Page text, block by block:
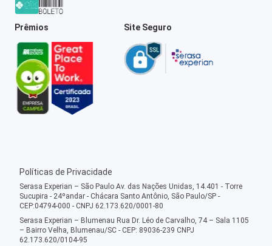
Prêmios Site Seguro
Políticas de Privacidade
Serasa Experian – São Paulo Av. das Nações Unidas, 14.401 - Torre
Sucupira - 24ºandar - Chácara Santo Antônio, São Paulo/SP -
CEP:04794-000 - CNPJ 62.173.620/0001-80
Serasa Experian – Blumenau Rua Dr. Léo de Carvalho, 74 – Sala 1105
– Bairro Velha, Blumenau/SC - CEP: 89036-239 CNPJ
62.173.620/0104-95